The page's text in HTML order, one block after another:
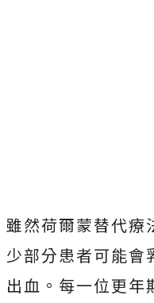
雖然荷爾蒙替代療
少部分患者可能會
出血。每一位更年